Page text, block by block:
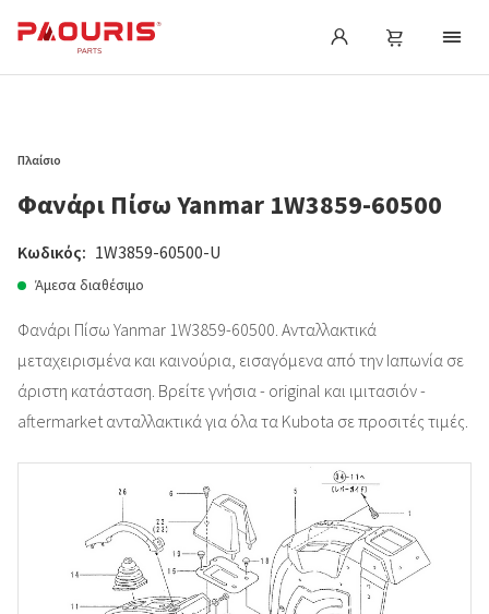
Πλαίσιο
Φανάρι Πίσω Yanmar 1W3859-60500
Κωδικός: 1W3859-60500-U
Άμεσα διαθέσιμο
Φανάρι Πίσω Yanmar 1W3859-60500. Ανταλλακτικά
μεταχειρισμένα και καινούρια, εισαγόμενα από την Ιαπωνία σε
άριστη κατάσταση. Βρείτε γνήσια - original και ιμιτασιόν -
aftermarket ανταλλακτικά για όλα τα Kubota σε προσιτές τιμές.